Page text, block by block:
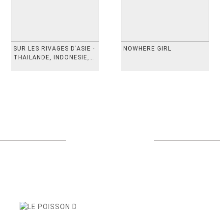
SUR LES RIVAGES D'ASIE -
THAILANDE, INDONESIE,
NOWHERE GIRL